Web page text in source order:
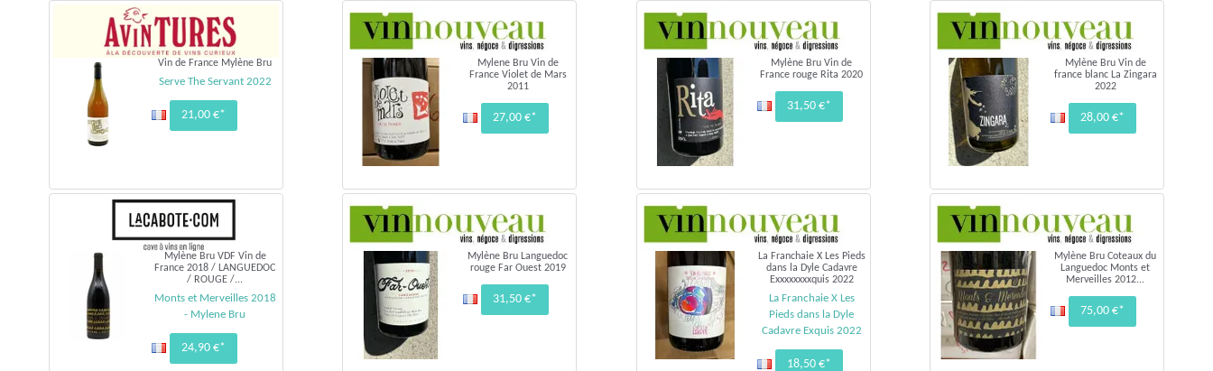
Vin de France Mylène Bru
Serve The Servant 2022
21,00 €*
Mylene Bru Vin de
France Violet de Mars
2011
27,00 €*
Mylène Bru Vin de
France rouge Rita 2020
31,50 €*
Mylène Bru Vin de
france blanc La Zingara
2022
28,00 €*
Mylène Bru VDF Vin de
France 2018 / LANGUEDOC
/ ROUGE /...
Monts et Merveilles 2018
- Mylene Bru
24,90 €*
Mylène Bru Languedoc
rouge Far Ouest 2019
31,50 €*
La Franchaie X Les Pieds
dans la Dyle Cadavre
Exxxxxxxxquis 2022
La Franchaie X Les
Pieds dans la Dyle
Cadavre Exquis 2022
18,50 €*
Mylène Bru Coteaux du
Languedoc Monts et
Merveilles 2012...
75,00 €*